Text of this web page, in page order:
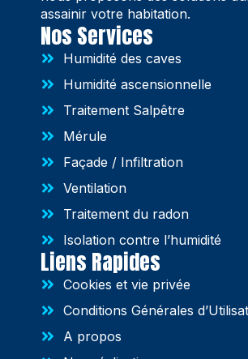
assainir votre habitation.
Nos Services
Humidité des caves
Humidité ascensionnelle
Traitement Salpêtre
Mérule
Façade / Infiltration
Ventilation
Traitement du radon
Isolation contre l’humidité
Liens Rapides
Cookies et vie privée
Conditions Générales
A propos